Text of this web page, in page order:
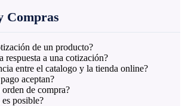
Compras
de un producto?
respuesta a una cotización?
entre el catalogo y la tienda online?
aceptan?
de compra?
posible?